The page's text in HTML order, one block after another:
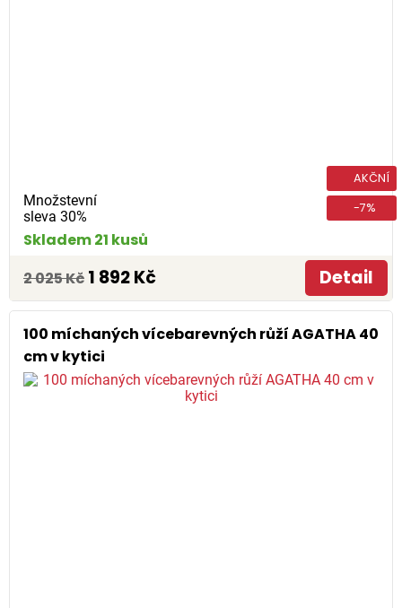
Množstevní
sleva 30%
AKČNÍ
-7%
Skladem 21 kusů
2 025 Kč 1 892 Kč Detail
100 míchaných vícebarevných růží AGATHA 40
cm v kytici